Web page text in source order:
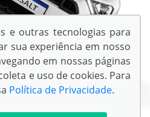
e outras tecnologias para
sua experiência em nosso
em nossas páginas
e uso de cookies. Para
Política de Privacidade.